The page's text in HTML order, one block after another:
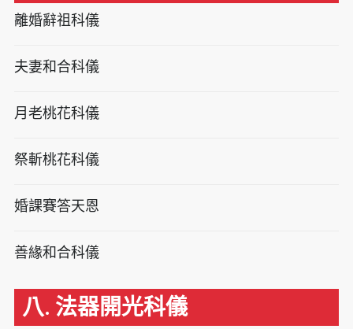
離婚辭祖科儀
夫妻和合科儀
月老桃花科儀
祭斬桃花科儀
婚課賽答天恩
善緣和合科儀
八. 法器開光科儀